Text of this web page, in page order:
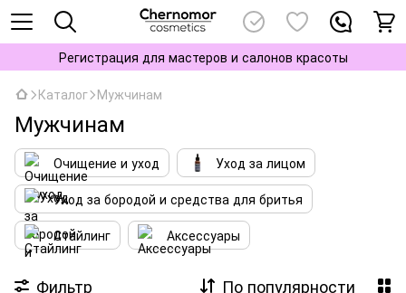
Регистрация для мастеров и салонов красоты
Каталог Мужчинам
Мужчинам
Очищение и уход
Уход за лицом
Уход за бородой и средства для бритья
Стайлинг
Аксессуары
Фильтр По популярности